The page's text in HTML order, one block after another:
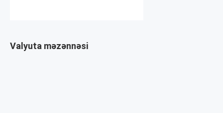
Valyuta məzənnəsi